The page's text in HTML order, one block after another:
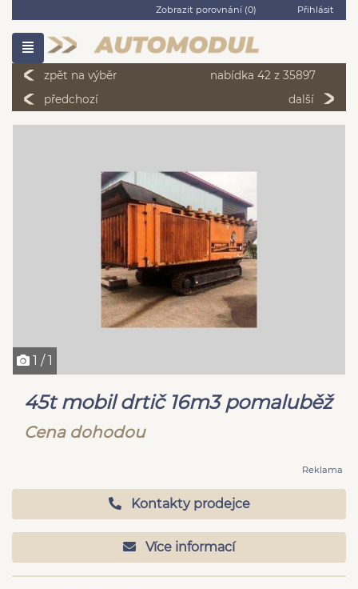
Zobrazit porovnání (0) Přihlásit
zpět na výběr
nabídka 42 z 35897
předchozí
další
1 / 1
45t mobil drtič 16m3 pomaluběž
Cena dohodou
Reklama
Kontakty prodejce
Více informací